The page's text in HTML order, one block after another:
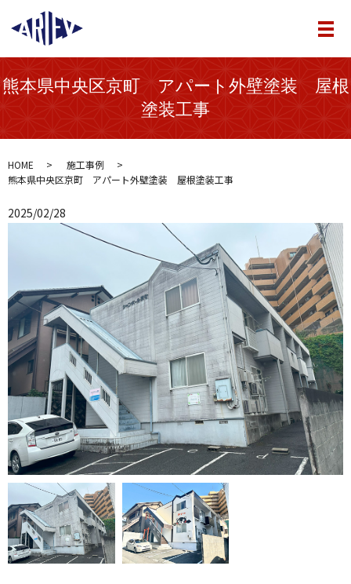
メ
熊本県中央区京町 アパート外壁塗装 屋根
塗装工事
HOME
施工事例
熊本県中央区京町 アパート外壁塗装 屋根塗装工事
2025/02/28